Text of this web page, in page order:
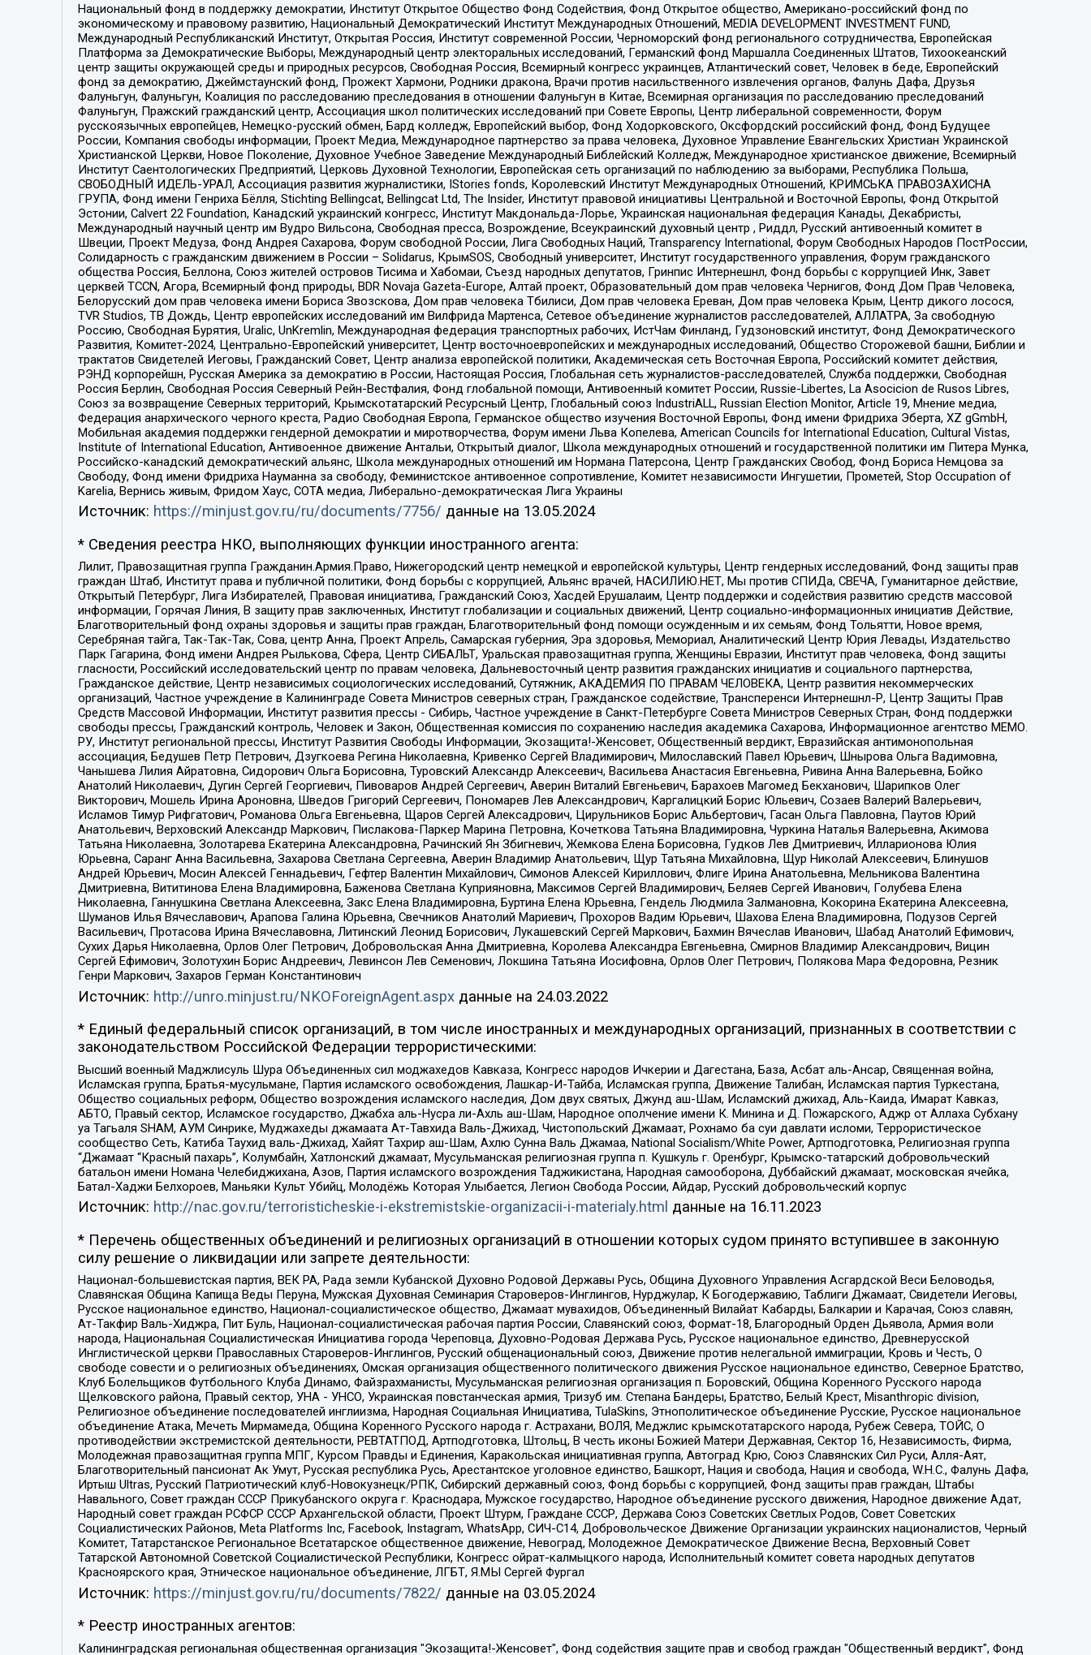
Национальный фонд в поддержку демократии, Институт Открытое Общество Фонд Содействия, Фонд Открытое общество, Американо-российский фонд по
экономическому и правовому развитию, Национальный Демократический Институт Международных Отношений, MEDIA DEVELOPMENT INVESTMENT FUND,
Международный Республиканский Институт, Открытая Россия, Институт современной России, Черноморский фонд регионального сотрудничества, Европейская
Платформа за Демократические Выборы, Международный центр электоральных исследований, Германский фонд Маршалла Соединенных Штатов, Тихоокеанский
центр защиты окружающей среды и природных ресурсов, Свободная Россия, Всемирный конгресс украинцев, Атлантический совет, Человек в беде, Европейский
фонд за демократию, Джеймстаунский фонд, Прожект Хармони, Родники дракона, Врачи против насильственного извлечения органов, Фалунь Дафа, Друзья
Фалуньгун, Фалуньгун, Коалиция по расследованию преследования в отношении Фалуньгун в Китае, Всемирная организация по расследованию преследований
Фалуньгун, Пражский гражданский центр, Ассоциация школ политических исследований при Совете Европы, Центр либеральной современности, Форум
русскоязычных европейцев, Немецко-русский обмен, Бард колледж, Европейский выбор, Фонд Ходорковского, Оксфордский российский фонд, Фонд Будущее
России, Компания свободы информации, Проект Медиа, Международное партнерство за права человека, Духовное Управление Евангельских Христиан Украинской
Христианской Церкви, Новое Поколение, Духовное Учебное Заведение Международный Библейский Колледж, Международное христианское движение, Всемирный
Институт Саентологических Предприятий, Церковь Духовной Технологии, Европейская сеть организаций по наблюдению за выборами, Республика Польша,
СВОБОДНЫЙ ИДЕЛЬ-УРАЛ, Ассоциация развития журналистики, IStories fonds, Королевский Институт Международных Отношений, КРИМСЬКА ПРАВОЗАХИСНА
ГРУПА, Фонд имени Генриха Бёлля, Stichting Bellingcat, Bellingcat Ltd, The Insider, Институт правовой инициативы Центральной и Восточной Европы, Фонд Открытой
Эстонии, Calvert 22 Foundation, Канадский украинский конгресс, Институт Макдональда-Лорье, Украинская национальная федерация Канады, Декабристы,
Международный научный центр им Вудро Вильсона, Свободная пресса, Возрождение, Всеукраинский духовный центр , Риддл, Русский антивоенный комитет в
Швеции, Проект Медуза, Фонд Андрея Сахарова, Форум свободной России, Лига Свободных Наций, Transparеncy International, Форум Свободных Народов ПостРоссии,
Солидарность с гражданским движением в России – Solidarus, КрымSOS, Свободный университет, Институт государственного управления, Форум гражданского
общества Россия, Беллона, Союз жителей островов Тисима и Хабомаи, Съезд народных депутатов, Гринпис Интернешнл, Фонд борьбы с коррупцией Инк, Завет
церквей TCCN, Агора, Всемирный фонд природы, BDR Novaja Gazeta-Europe, Алтай проект, Образовательный дом прав человека Чернигов, Фонд Дом Прав Человека,
Белорусский дом прав человека имени Бориса Звозскова, Дом прав человека Тбилиси, Дом прав человека Ереван, Дом прав человека Крым, Центр дикого лосося,
TVR Studios, ТВ Дождь, Центр европейских исследований им Вилфрида Мартенса, Сетевое объединение журналистов расследователей, АЛЛАТРА, За свободную
Россию, Свободная Бурятия, Uralic, UnKremlin, Международная федерация транспортных рабочих, ИстЧам Финланд, Гудзоновский институт, Фонд Демократического
Развития, Комитет-2024, Центрально-Европейский университет, Центр восточноевропейских и международных исследований, Общество Сторожевой башни, Библии и
трактатов Свидетелей Иеговы, Гражданский Совет, Центр анализа европейской политики, Академическая сеть Восточная Европа, Российский комитет действия,
РЭНД корпорейшн, Русская Америка за демократию в России, Настоящая Россия, Глобальная сеть журналистов-расследователей, Служба поддержки, Свободная
Россия Берлин, Свободная Россия Северный Рейн-Вестфалия, Фонд глобальной помощи, Антивоенный комитет России, Russie-Libertes, La Asocicion de Rusos Libres,
Союз за возвращение Северных территорий, Крымскотатарский Ресурсный Центр, Глобальный союз IndustriALL, Russian Election Monitor, Article 19, Мнение медиа,
Федерация анархического черного креста, Радио Свободная Европа, Германское общество изучения Восточной Европы, Фонд имени Фридриха Эберта, XZ gGmbH,
Мобильная академия поддержки гендерной демократии и миротворчества, Форум имени Льва Копелева, American Councils for International Education, Cultural Vistas,
Institute of International Education, Антивоенное движение Антальи, Открытый диалог, Школа международных отношений и государственной политики им Питера Мунка,
Российско-канадский демократический альянс, Школа международных отношений им Нормана Патерсона, Центр Гражданских Свобод, Фонд Бориса Немцова за
Свободу, Фонд имени Фридриха Науманна за свободу, Феминистское антивоенное сопротивление, Комитет независимости Ингушетии, Прометей, Stop Occupation of
Karelia, Вернись живым, Фридом Хаус, СОТА медиа, Либерально-демократическая Лига Украины
Источник: https://minjust.gov.ru/ru/documents/7756/ данные на 13.05.2024
* Сведения реестра НКО, выполняющих функции иностранного агента:
Лилит, Правозащитная группа Гражданин.Армия.Право, Нижегородский центр немецкой и европейской культуры, Центр гендерных исследований, Фонд защиты прав
граждан Штаб, Институт права и публичной политики, Фонд борьбы с коррупцией, Альянс врачей, НАСИЛИЮ.НЕТ, Мы против СПИДа, СВЕЧА, Гуманитарное действие,
Открытый Петербург, Лига Избирателей, Правовая инициатива, Гражданский Союз, Хасдей Ерушалаим, Центр поддержки и содействия развитию средств массовой
информации, Горячая Линия, В защиту прав заключенных, Институт глобализации и социальных движений, Центр социально-информационных инициатив Действие,
Благотворительный фонд охраны здоровья и защиты прав граждан, Благотворительный фонд помощи осужденным и их семьям, Фонд Тольятти, Новое время,
Серебряная тайга, Так-Так-Так, Сова, центр Анна, Проект Апрель, Самарская губерния, Эра здоровья, Мемориал, Аналитический Центр Юрия Левады, Издательство
Парк Гагарина, Фонд имени Андрея Рылькова, Сфера, Центр СИБАЛЬТ, Уральская правозащитная группа, Женщины Евразии, Институт прав человека, Фонд защиты
гласности, Российский исследовательский центр по правам человека, Дальневосточный центр развития гражданских инициатив и социального партнерства,
Гражданское действие, Центр независимых социологических исследований, Сутяжник, АКАДЕМИЯ ПО ПРАВАМ ЧЕЛОВЕКА, Центр развития некоммерческих
организаций, Частное учреждение в Калининграде Совета Министров северных стран, Гражданское содействие, Трансперенси Интернешнл-Р, Центр Защиты Прав
Средств Массовой Информации, Институт развития прессы - Сибирь, Частное учреждение в Санкт-Петербурге Совета Министров Северных Стран, Фонд поддержки
свободы прессы, Гражданский контроль, Человек и Закон, Общественная комиссия по сохранению наследия академика Сахарова, Информационное агентство МЕМО.
РУ, Институт региональной прессы, Институт Развития Свободы Информации, Экозащита!-Женсовет, Общественный вердикт, Евразийская антимонопольная
ассоциация, Бедушев Петр Петрович, Дзугкоева Регина Николаевна, Кривенко Сергей Владимирович, Милославский Павел Юрьевич, Шнырова Ольга Вадимовна,
Чанышева Лилия Айратовна, Сидорович Ольга Борисовна, Туровский Александр Алексеевич, Васильева Анастасия Евгеньевна, Ривина Анна Валерьевна, Бойко
Анатолий Николаевич, Дугин Сергей Георгиевич, Пивоваров Андрей Сергеевич, Аверин Виталий Евгеньевич, Барахоев Магомед Бекханович, Шарипков Олег
Викторович, Мошель Ирина Ароновна, Шведов Григорий Сергеевич, Пономарев Лев Александрович, Каргалицкий Борис Юльевич, Созаев Валерий Валерьевич,
Исламов Тимур Рифгатович, Романова Ольга Евгеньевна, Щаров Сергей Алексадрович, Цирульников Борис Альбертович, Гасан Ольга Павловна, Паутов Юрий
Анатольевич, Верховский Александр Маркович, Пислакова-Паркер Марина Петровна, Кочеткова Татьяна Владимировна, Чуркина Наталья Валерьевна, Акимова
Татьяна Николаевна, Золотарева Екатерина Александровна, Рачинский Ян Збигневич, Жемкова Елена Борисовна, Гудков Лев Дмитриевич, Илларионова Юлия
Юрьевна, Саранг Анна Васильевна, Захарова Светлана Сергеевна, Аверин Владимир Анатольевич, Щур Татьяна Михайловна, Щур Николай Алексеевич, Блинушов
Андрей Юрьевич, Мосин Алексей Геннадьевич, Гефтер Валентин Михайлович, Симонов Алексей Кириллович, Флиге Ирина Анатольевна, Мельникова Валентина
Дмитриевна, Вититинова Елена Владимировна, Баженова Светлана Куприяновна, Максимов Сергей Владимирович, Беляев Сергей Иванович, Голубева Елена
Николаевна, Ганнушкина Светлана Алексеевна, Закс Елена Владимировна, Буртина Елена Юрьевна, Гендель Людмила Залмановна, Кокорина Екатерина Алексеевна,
Шуманов Илья Вячеславович, Арапова Галина Юрьевна, Свечников Анатолий Мариевич, Прохоров Вадим Юрьевич, Шахова Елена Владимировна, Подузов Сергей
Васильевич, Протасова Ирина Вячеславовна, Литинский Леонид Борисович, Лукашевский Сергей Маркович, Бахмин Вячеслав Иванович, Шабад Анатолий Ефимович,
Сухих Дарья Николаевна, Орлов Олег Петрович, Добровольская Анна Дмитриевна, Королева Александра Евгеньевна, Смирнов Владимир Александрович, Вицин
Сергей Ефимович, Золотухин Борис Андреевич, Левинсон Лев Семенович, Локшина Татьяна Иосифовна, Орлов Олег Петрович, Полякова Мара Федоровна, Резник
Генри Маркович, Захаров Герман Константинович
Источник: http://unro.minjust.ru/NKOForeignAgent.aspxданные на 24.03.2022
* Единый федеральный список организаций, в том числе иностранных и международных организаций, признанных в соответствии с
законодательством Российской Федерации террористическими:
Высший военный Маджлисуль Шура Объединенных сил моджахедов Кавказа, Конгресс народов Ичкерии и Дагестана, База, Асбат аль-Ансар, Священная война,
Исламская группа, Братья-мусульмане, Партия исламского освобождения, Лашкар-И-Тайба, Исламская группа, Движение Талибан, Исламская партия Туркестана,
Общество социальных реформ, Общество возрождения исламского наследия, Дом двух святых, Джунд аш-Шам, Исламский джихад, Аль-Каида, Имарат Кавказ,
АБТО, Правый сектор, Исламское государство, Джабха аль-Нусра ли-Ахль аш-Шам, Народное ополчение имени К. Минина и Д. Пожарского, Аджр от Аллаха Субхану
уа Тагьаля SHAM, АУМ Синрике, Муджахеды джамаата Ат-Тавхида Валь-Джихад, Чистопольский Джамаат, Рохнамо ба суи давлати исломи, Террористическое
сообщество Сеть, Катиба Таухид валь-Джихад, Хайят Тахрир аш-Шам, Ахлю Сунна Валь Джамаа, National Socialism/White Power, Артподготовка, Религиозная группа
“Джамаат “Красный пахарь”, Колумбайн, Хатлонский джамаат, Мусульманская религиозная группа п. Кушкуль г. Оренбург, Крымско-татарский добровольческий
батальон имени Номана Челебиджихана, Азов, Партия исламского возрождения Таджикистана, Народная самооборона, Дуббайский джамаат, московская ячейка,
Батал-Хаджи Белхороев, Маньяки Культ Убийц, Молодёжь Которая Улыбается, Легион Свобода России, Айдар, Русский добровольческий корпус
Источник: http://nac.gov.ru/terroristicheskie-i-ekstremistskie-organizacii-i-materialy.html данные на 16.11.2023
* Перечень общественных объединений и религиозных организаций в отношении которых судом принято вступившее в законную
силу решение о ликвидации или запрете деятельности:
Национал-большевистская партия, ВЕК РА, Рада земли Кубанской Духовно Родовой Державы Русь, Община Духовного Управления Асгардской Веси Беловодья,
Славянская Община Капища Веды Перуна, Мужская Духовная Семинария Староверов-Инглингов, Нурджулар, К Богодержавию, Таблиги Джамаат, Свидетели Иеговы,
Русское национальное единство, Национал-социалистическое общество, Джамаат мувахидов, Объединенный Вилайат Кабарды, Балкарии и Карачая, Союз славян,
Ат-Такфир Валь-Хиджра, Пит Буль, Национал-социалистическая рабочая партия России, Славянский союз, Формат-18, Благородный Орден Дьявола, Армия воли
народа, Национальная Социалистическая Инициатива города Череповца, Духовно-Родовая Держава Русь, Русское национальное единство, Древнерусской
Инглистической церкви Православных Староверов-Инглингов, Русский общенациональный союз, Движение против нелегальной иммиграции, Кровь и Честь, О
свободе совести и о религиозных объединениях, Омская организация общественного политического движения Русское национальное единство, Северное Братство,
Клуб Болельщиков Футбольного Клуба Динамо, Файзрахманисты, Мусульманская религиозная организация п. Боровский, Община Коренного Русского народа
Щелковского района, Правый сектор, УНА - УНСО, Украинская повстанческая армия, Тризуб им. Степана Бандеры, Братство, Белый Крест, Misanthropic division,
Религиозное объединение последователей инглиизма, Народная Социальная Инициатива, TulaSkins, Этнополитическое объединение Русские, Русское национальное
объединение Атака, Мечеть Мирмамеда, Община Коренного Русского народа г. Астрахани, ВОЛЯ, Меджлис крымскотатарского народа, Рубеж Севера, ТОЙС, О
противодействии экстремистской деятельности, РЕВТАТПОД, Артподготовка, Штольц, В честь иконы Божией Матери Державная, Сектор 16, Независимость, Фирма,
Молодежная правозащитная группа МПГ, Курсом Правды и Единения, Каракольская инициативная группа, Автоград Крю, Союз Славянских Сил Руси, Алля-Аят,
Благотворительный пансионат Ак Умут, Русская республика Русь, Арестантское уголовное единство, Башкорт, Нация и свобода, Нация и свобода, W.H.С., Фалунь Дафа,
Иртыш Ultras, Русский Патриотический клуб-Новокузнецк/РПК, Сибирский державный союз, Фонд борьбы с коррупцией, Фонд защиты прав граждан, Штабы
Навального, Совет граждан СССР Прикубанского округа г. Краснодара, Мужское государство, Народное объединение русского движения, Народное движение Адат,
Народный совет граждан РСФСР СССР Архангельской области, Проект Штурм, Граждане СССР, Держава Союз Советских Светлых Родов, Совет Советских
Социалистических Районов, Meta Platforms Inc, Facebook, Instagram, WhatsApp, СИЧ-С14, Добровольческое Движение Организации украинских националистов, Черный
Комитет, Татарстанское Региональное Всетатарское общественное движение, Невоград, Молодежное Демократическое Движение Весна, Верховный Совет
Татарской Автономной Советской Социалистической Республики, Конгресс ойрат-калмыцкого народа, Исполнительный комитет совета народных депутатов
Красноярского края, Этническое национальное объединение, ЛГБТ, Я.МЫ Сергей Фургал
Источник: https://minjust.gov.ru/ru/documents/7822/ данные на 03.05.2024
* Реестр иностранных агентов:
Калининградская региональная общественная организация "Экозащита!-Женсовет", Фонд содействия защите прав и свобод граждан "Общественный вердикт", Фонд "Институт Развития Свободы Информации", Частное учреждение "Информационное агентство МЕМО. РУ", Региональная общественная организация "Общественная комиссия по сохранению наследия академика Сахарова", Фонд поддержки свободы прессы, Санкт-Петербургская общественная правозащитная организация "Гражданский контроль", Межрегиональная общественная организация "Информационно-просветительский центр "Мемориал", Региональный Фонд "Центр Защиты Прав Средств Массовой Информации", с 05.12.2023 Фонд "Центр Защиты Прав Средств массовой информации", Региональная общественная благотворительная организация помощи беженцам и мигрантам "Гражданское содействие", Негосударственное образовательное учреждение дополнительного профессионального образования (повышение квалификации) специалистов "АКАДЕМИЯ ПО ПРАВАМ ЧЕЛОВЕКА", Свердловская региональная общественная организация "Сутяжник", Автономная некоммерческая организация "Центр независимых социологических исследований", Союз общественных объединений "Российский исследовательский центр по правам человека", Региональное общественное учреждение научно-информационный центр "МЕМОРИАЛ", Некоммерческая организация "Фонд защиты гласности", Автономная некоммерческая организация "Институт прав человека", Городская общественная организация "Екатеринбургское общество "МЕМОРИАЛ", Городская общественная организация "Рязанское историко-просветительское и правозащитное общество "Мемориал" (Рязанский Мемориал), Челябинский региональный орган общественной самодеятельности – женское общественное объединение "Женщины Евразии", Челябинский региональный орган общественной самодеятельности "Уральская правозащитная группа", Фонд содействия защите здоровья и социальной справедливости имени Андрея Рылькова, Автономная Некоммерческая Организация "Аналитический Центр Юрия Левады", Автономная некоммерческая организация социальной поддержки населения "Проект Апрель", Региональная общественная организация помощи женщинам и детям, находящимся в кризисной ситуации "Информационно-методический центр "Анна", Фонд содействия развитию массовых коммуникаций и правовому просвещению "Так-так-Так", Фонд содействия устойчивому развитию "Серебряная тайга", Свердловский региональный общественный фонд социальных проектов "Новое время", "Idel.Реалии", Кавказ.Реалии, Крым.Реалии, Телеканал Настоящее Время, Татаро-башкирская служба Радио Свобода (Azatliq Radiosi), Радио Свободная Европа/Радио Свобода (PCE/PC), "Сибирь.Реалии", "Фактограф", Благотворительный фонд помощи осужденным и их семьям, Автономная некоммерческая организация "Институт глобализации и социальных движений", Фонд "В защиту прав заключенных", Частное учреждение "Центр поддержки и содействия развитию средств массовой информации", Пензенский региональный общественный благотворительный фонд "Гражданский союз", "Север.Реалии", Некоммерческая организация Фонд "Правовая инициатива", Общество с ограниченной ответственностью "Радио Свободная Европа/Радио Свобода", Чешское информационное агентство "MEDIUM-ORIENT", Красноярская региональная общественная организация "Мы против СПИДа", Камалягин Денис Николаевич, Маркелов Сергей Евгеньевич, Пономарев Лев Александрович, Савицкая Людмила Алексеевна, Автономная некоммерческая организация "Центр по работе с проблемой насилия "НАСИЛИЮ.НЕТ", Межрегиональный профессиональный союз работников здравоохранения "Альянс врачей", Юридическое лицо, зарегистрированное в Латвийской Республике, SIA "Medusa Project" (регистрационный номер 40103797863, дата регистрации 10.06.2014), Некоммерческая организация "Фонд по борьбе с коррупцией", Автономная некоммерческая организация "Институт права и публичной политики", Баданин Роман Сергеевич, Гликин Максим Александрович, Железнова Мария Михайловна, Лукьянова Юлия Сергеевна, Маетная Елизавета Витальевна, Маняхин Петр Борисович, Чуракова Ольга Владимировна, Ярош Юлия Петровна, Юридическое лицо "The Insider SIA", зарегистрированное в Риге, Латвийская Республика (дата регистрации 26.06.2015), являющееся администратором доменного имени интернет-издания "The Insider SIA", https://theins.ru, Постернак Алексей Евгеньевич, Рубин Михаил Аркадьевич, Анин Роман Александрович, Юридическое лицо Istories fonds, зарегистрированное в Латвийской Республике (регистрационный номер 50008295751, дата регистрации 24.02.2020), Великовский Дмитрий Александрович, Долинина Ирина Николаевна, Мароховская Алеся Алексеевна, Шлейнов Роман Юрьевич, Шмагун Олеся Валентиновна, Общество с ограниченной ответственностью "Альтаир 2021", Общество с ограниченной ответственностью "Вега 2021", Общество с ограниченной ответственностью "Главный редактор 2021", Общество с ограниченной ответственностью "Ромашки монолит", Важенков Артем Валерьевич, Ивановская областная общественная организация "Центр гендерных исследований", Гурман Юрий Альбертович, Медиапроект "ОВД-Инфо", Егоров Владимир Владимирович, Жилинский Владимир Александрович, Общество с ограниченной ответственностью "ЗП", Иванова София Юрьевна, Карезина Инна Павловна, Кильтау Екатерина Викторовна, Петров Алексей Викторович, Пискунов Сергей Евгеньевич, Смирнов Сергей Сергеевич, Тихонов Михаил Сергеевич, Общество с ограниченной ответственностью "ЖУРНАЛИСТ-ИНОСТРАННЫЙ АГЕНТ", Арапова Галина Юрьевна, Вольтская Татьяна Анатольевна, Американская компания "Mason G.E.S. Anonymous Foundation" (США), являющаяся владельцем интернет-издания https://mnews.world/, Компания "Stichting Bellingcat", зарегистрированная в Нидерландах (дата регистрации 11.07.2018), Захаров Андрей Вячеславович, Клепиковская Екатерина Дмитриевна, Общество с ограниченной ответственностью "МЕМО", Перл Роман Александрович, Симонов Евгений Алексеевич, Соловьева Елена Анатольевна, Сотников Даниил Владимирович, Сурначева Елизавета Дмитриевна, Автономная некоммерческая организация по защите прав человека и информированию населения "Якутия – Наше Мнение", Общество с ограниченной ответственностью "Москоу диджитал медиа", с 26.01.2023 Общество с ограниченной ответственностью "Чайка Белые сады", Ветошкина Валерия Валерьевна, Заговора Максим Александрович, Межрегиональное общественное движение "Российская ЛГБТ - сеть", Оленичев Максим Владимирович, Павлов Иван Юрьевич, Скворцова Елена Сергеевна, Общество с ограниченной ответственностью "Как бы инагент", Кочетков Игорь Викторович, Общество с ограниченной ответственностью "Честные выборы", Еланчик Олег Александрович, Общество с ограниченной ответственностью "Нобелевский призыв", Гималова Регина Эмилевна, Григорьев Андрей Валерьевич, Григорьева Алина Александровна, Ассоциация по содействию защите прав призывников, альтернативнослужащих и военнослужащих "Правозащитная группа "Гражданин.Армия.Право", Хисамова Регина Фаритовна, Автономная некоммерческая организация по реализации социально-правовых программ "Лилит", Дальневосточное общественное движение "Маяк", Санкт-Петербургская ЛГБТ-инициативная группа "Выход", Инициативная группа ЛГБТ+ "Реверс", Алексеев Андрей Викторович, Бекбулатова Таисия Львовна, Беляев Иван Михайлович, Владыкина Елена Сергеевна, Гельман Марат Александрович, Никульшина Вероника Юрьевна, Толоконникова Надежда Андреевна, Шендерович Виктор Анатольевич, Общество с ограниченной ответственностью "Данное сообщение", Общество с ограниченной ответственностью Издательский дом "Новая глава", Айнбиндер Александра Александровна, Московский комьюнити-центр для ЛГБТ+инициатив, Благотворительный фонд развития филантропии, Deutsche Welle (Германия, Kurt-Schumacher-Strasse 3, 53113 Bonn), Борзунова Мария Михайловна, Воробьев Виктор Викторович, Голубева Анна Львовна, Константинова Алла Михайловна, Малкова Ирина Владимировна, Мурадов Мурад Абдулгалимович, Осетинская Елизавета Николаевна, Понасенков Евгений Николаевич, Ганапольский Матвей Юрьевич, Киселев Евгений Алексеевич, Борухович Ирина Григорьевна, Дремин Иван Тимофеевич, Дубровский Дмитрий Викторович, Красноярская региональная общественная организация поддержки и развития альтернативных образовательных технологий и межкультурных коммуникаций "ИНТЕРРА", Маяковская Екатерина Алексеевна, Фейгин Марк Захарович, Филимонов Андрей Викторович, Дзугкоева Регина Николаевна, Доброхотов Роман Александрович, Дудь Юрий Александрович, Елкин Сергей Владимирович, Кругликов Кирилл Игоревич, Сабунаева Мария Леонидовна, Семенов Алексей Владимирович, Шаинян Карен Багратович, Шульман Екатерина Михайловна, Асафьев Артур Валерьевич, Вахштайн Виктор Семенович, Венедиктов Алексей Алексеевич, Лушникова Екатерина Евгеньевна, Волков Леонид Михайлович, Невзоров Александр Глебович, Пархоменко Сергей Борисович, Сироткин Ярослав Николаевич, Кара-Мурза Владимир Владимирович, Баранова Наталья Владимировна, Гозман Леонид Яковлевич, Кагарлицкий Борис Юльевич, Климарев Михаил Валерьевич, Милов Владимир Станиславович, Автономная некоммерческая организация Краснодарский центр современного искусства "Типография", Моргенштерн Алишер Тагирович, Соболь Любовь Эдуардовна, Общество с ограниченной ответственностью "ЛИЗА НОРМ", Каспаров Гарри Кимович, Ходорковский Михаил Борисович, Общество с ограниченной ответственностью "Апрельские тезисы", Данилович Ирина Брониславовна, Кашин Олег Владимирович, Петров Николай Владимирович, Пивоваров Алексей Владимирович, Соколов Михаил Владимирович, Цветкова Юлия Владимировна, Чичваркин Евгений Александрович, Комитет против пыток/Команда против пыток, Общество с ограниченной ответственностью "Первый научный", Общество с ограниченной ответственностью "Вертолет и ко", Белоцерковская Вероника Борисовна, Кац Максим Евгеньевич, Лазарева Татьяна Юрьевна, Шаведдинов Руслан Табризович, Яшин Илья Валерьевич, Общество с ограниченной ответственностью "Иноагент ААВ", Алешковский Дмитрий Петрович, Альбац Евгения Марковна, Быков Дмитрий Львович, Галямина Юлия Евгеньевна, Лойко Сергей Леонидович, Мартынов Кирилл Константинович, Медведев Сергей Александрович, Крашенинников Федор Геннадиевич, Гордеева Катерина Вл